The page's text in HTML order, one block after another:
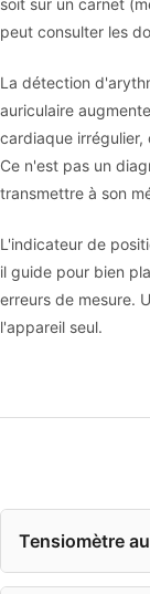
peut consulter les
La détection
auriculaire
cardiaque
Ce n'est pas un
transmettre à son
L'indicateur de
il guide pour bien
erreurs de mesure.
l'appareil seul.
Tensiomètre